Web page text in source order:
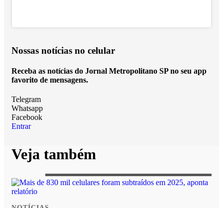
Nossas notícias no celular
Receba as notícias do Jornal Metropolitano SP no seu app
favorito de mensagens.
Telegram
Whatsapp
Facebook
Entrar
Veja também